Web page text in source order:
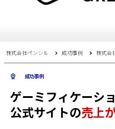
株式会社ペンシル 成功事例 株式会
成功事例
ゲーミフィケーシ
公式サイトの売上